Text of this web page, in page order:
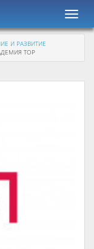
И РАЗВИТИЕ
ТОР